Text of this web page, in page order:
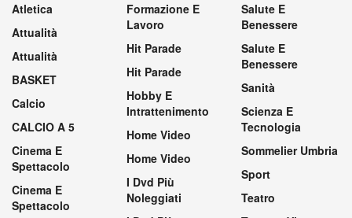
Atletica
Attualità
Attualità
BASKET
Calcio
CALCIO A 5
Cinema E
Spettacolo
Cinema E
Spettacolo
Formazione E
Lavoro
Hit Parade
Hit Parade
Hobby E
Intrattenimento
Home Video
Home Video
I Dvd Più
Noleggiati
Salute E
Benessere
Salute E
Benessere
Sanità
Scienza E
Tecnologia
Sommelier Umbria
Sport
Teatro